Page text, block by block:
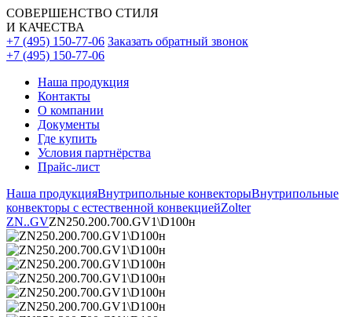
СОВЕРШЕНСТВО СТИЛЯ
И КАЧЕСТВА
+7 (495) 150-77-06 Заказать обратный звонок
+7 (495) 150-77-06
Наша продукция
Контакты
О компании
Документы
Где купить
Условия партнёрства
Прайс-лист
Наша продукцияВнутрипольные конвекторыВнутрипольные
конвекторы с естественной конвекциейZolter
ZN..GVZN250.200.700.GV1\D100н